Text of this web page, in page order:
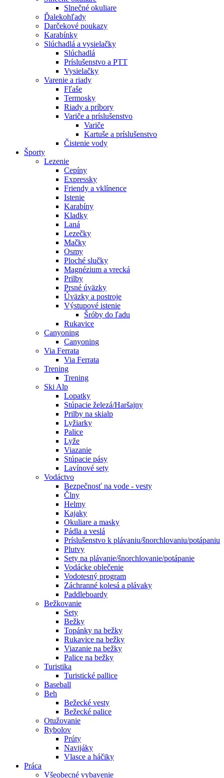
Slnečné okuliare
Ďalekohľady
Darčekové poukazy
Karabínky
Slúchadlá a vysielačky
Slúchadlá
Príslušenstvo a PTT
Vysielačky
Varenie a riady
Fľaše
Termosky
Riady a príbory
Variče a príslušenstvo
Variče
Kartuše a príslušenstvo
Čistenie vody
Športy
Lezenie
Cepíny
Expressky
Friendy a vklínence
Istenie
Karabíny
Kladky
Laná
Lezečky
Mačky
Osmy
Ploché slučky
Magnézium a vrecká
Prilby
Prsné úväzky
Úväzky a postroje
Výstupové istenie
Šróby do ľadu
Rukavice
Canyoning
Canyoning
Via Ferrata
Via Ferrata
Trening
Trening
Ski Alp
Lopatky
Stúpacie železá/Haršajny
Prilby na skialp
Lyžiarky
Palice
Lyže
Viazanie
Stúpacie pásy
Lavínové sety
Vodáctvo
Bezpečnosť na vode - vesty
Člny
Helmy
Kajaky
Okuliare a masky
Pádla a veslá
Príslušenstvo k plávaniu/šnorchlovaniu/potápaniu
Plutvy
Sety na plávanie/šnorchlovanie/potápanie
Vodácke oblečenie
Vodotesný program
Záchranné kolesá a plávaky
Paddleboardy
Bežkovanie
Sety
Bežky
Topánky na bežky
Rukavice na bežky
Viazanie na bežky
Palice na bežky
Turistika
Turistické pallice
Baseball
Beh
Bežecké vesty
Bežecké palice
Otužovanie
Rybolov
Prúty
Navijáky
Vlasce a háčiky
Práca
Všeobecné vybavenie